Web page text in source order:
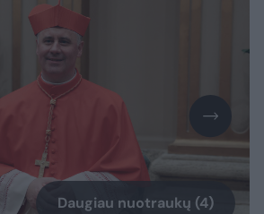
Daugiau nuotraukų (4)